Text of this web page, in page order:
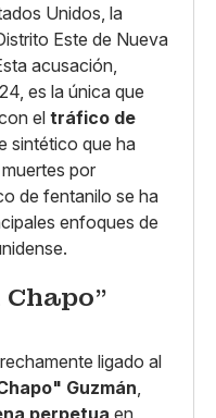
Unidos, la
Este de Nueva
acusación,
es la única que
el tráfico de
sintético que ha
por
de fentanilo se ha
enfoques de
Chapo"
ligado al
Guzmán
perpetua en